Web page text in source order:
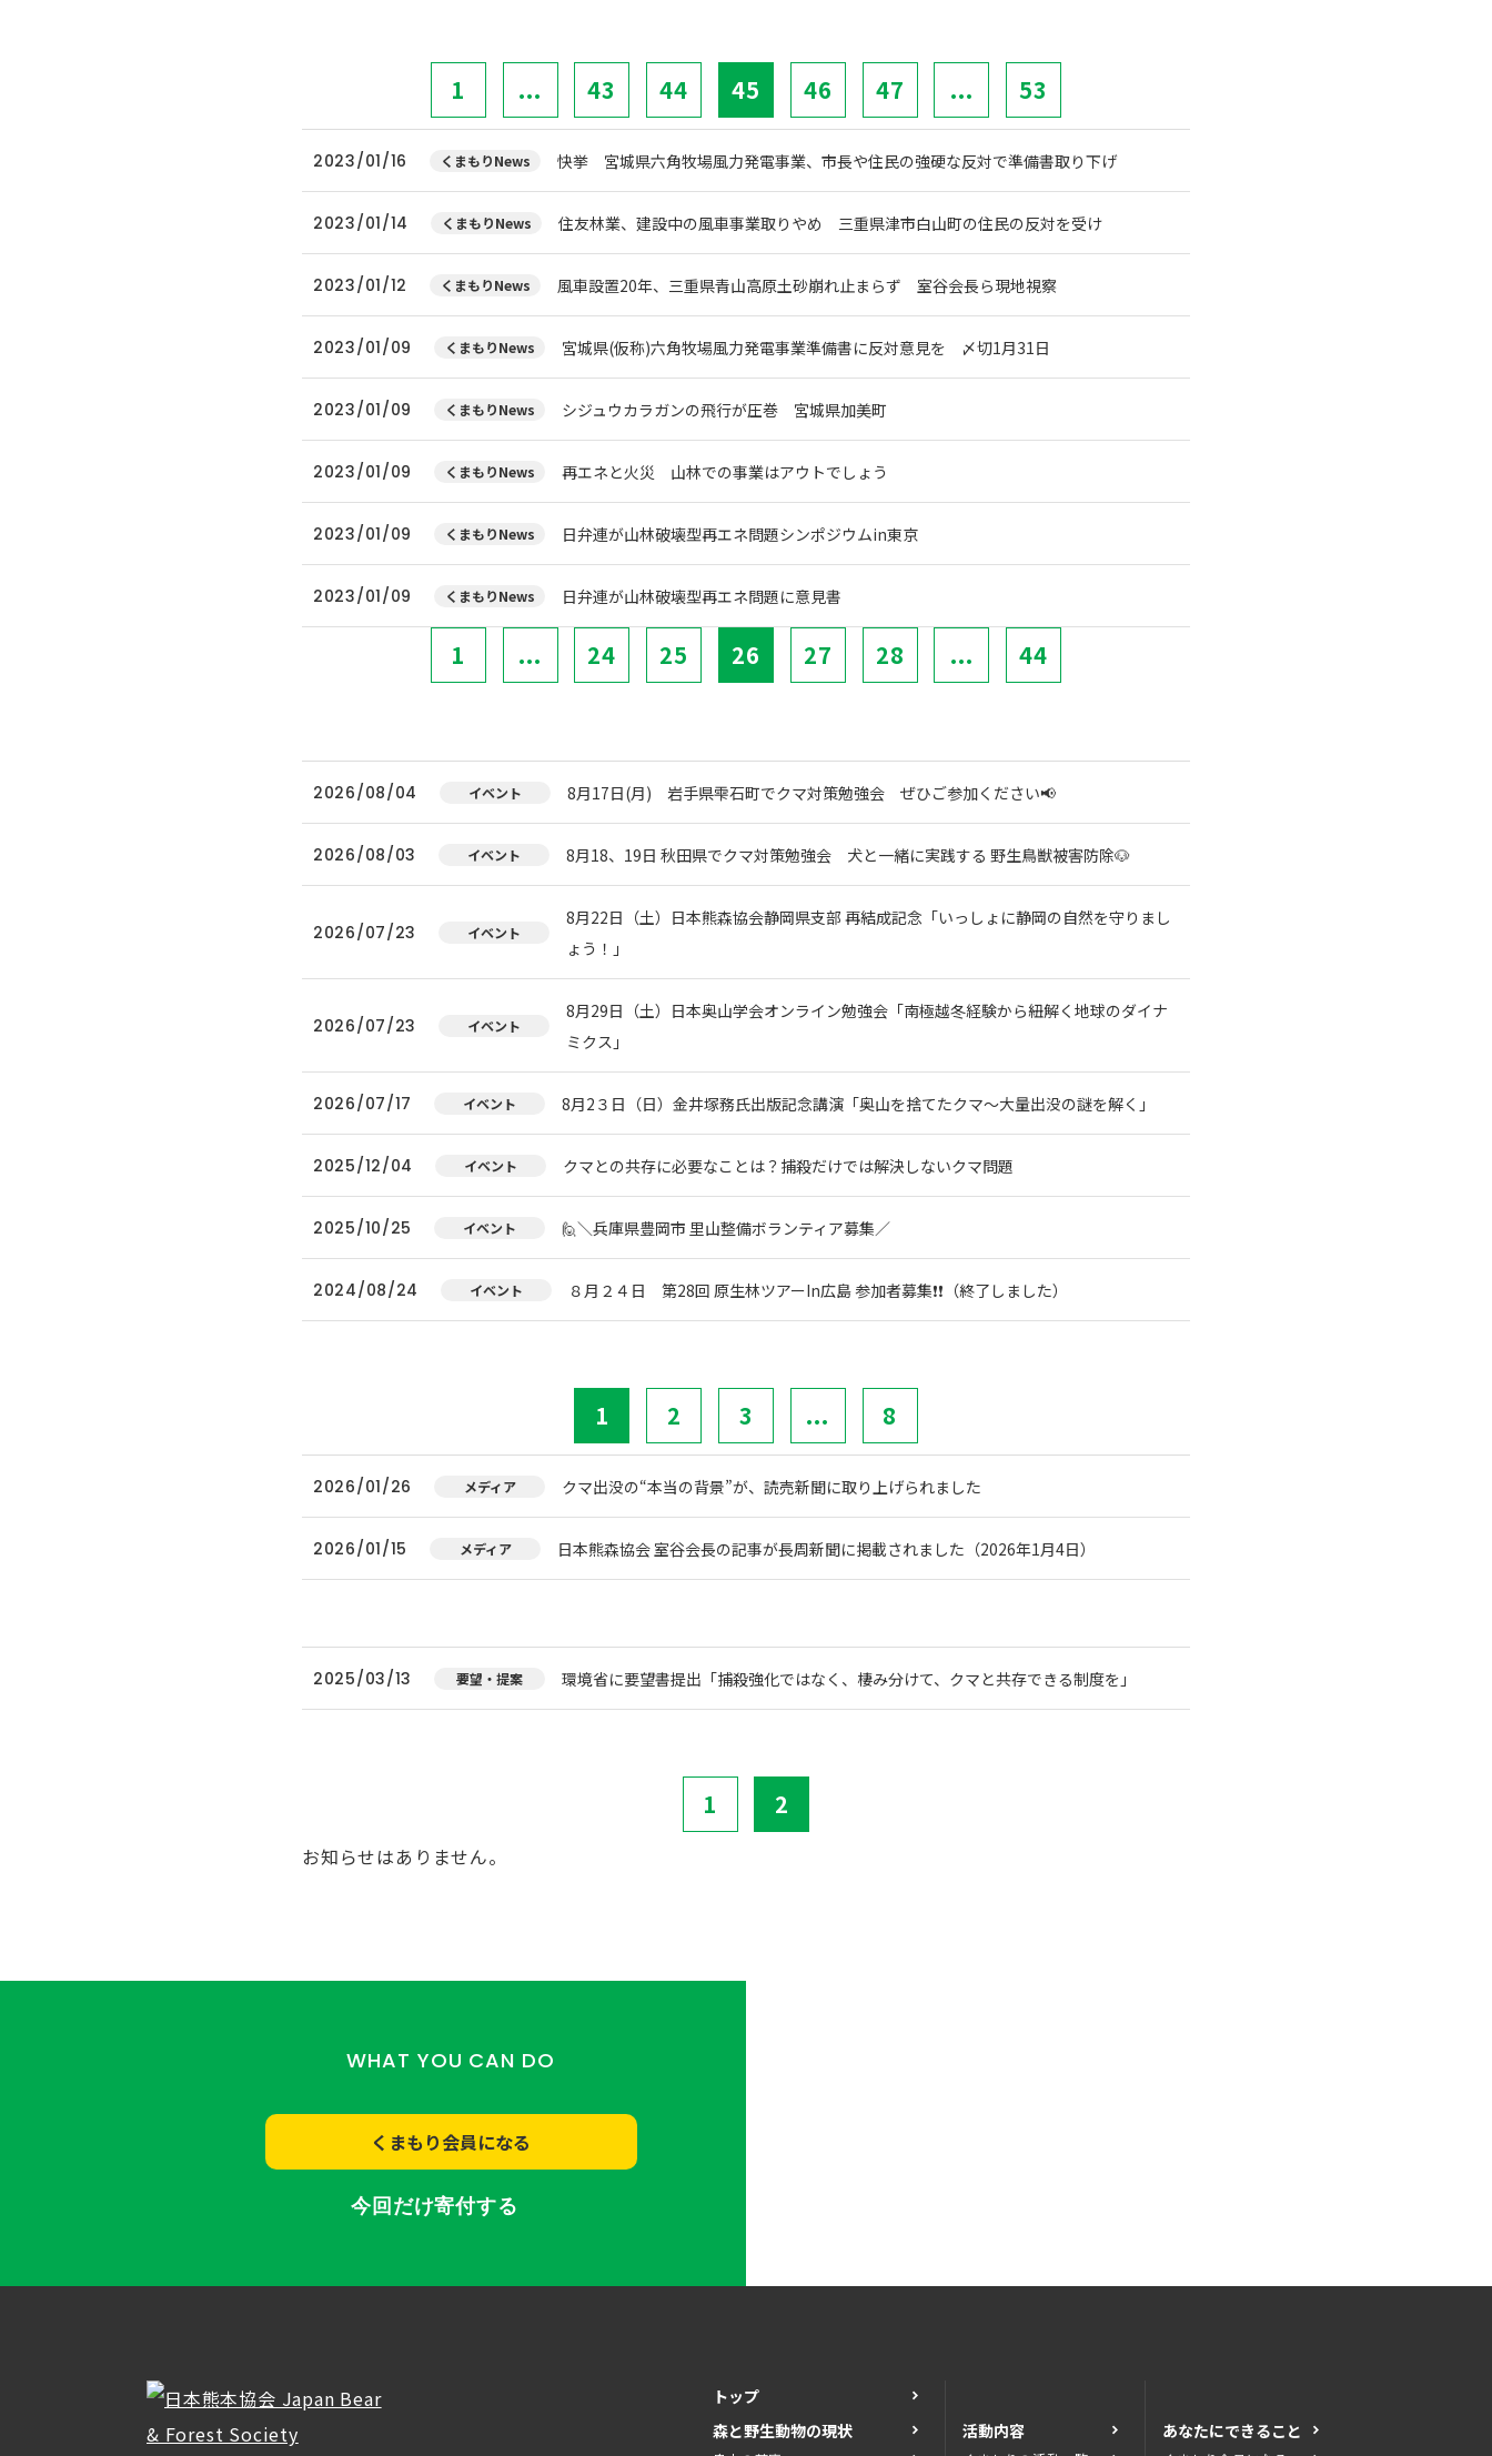
1 ... 43 44 45 46 47 ... 53
2023/01/16 くまもりNews 快挙 宮城県六角牧場風力発電事業、市長や住民の強硬な反対で準備書取り下げ
2023/01/14 くまもりNews 住友林業、建設中の風車事業取りやめ 三重県津市白山町の住民の反対を受け
2023/01/12 くまもりNews 風車設置20年、三重県青山高原土砂崩れ止まらず 室谷会長ら現地視察
2023/01/09 くまもりNews 宮城県(仮称)六角牧場風力発電事業準備書に反対意見を 〆切1月31日
2023/01/09 くまもりNews シジュウカラガンの飛行が圧巻 宮城県加美町
2023/01/09 くまもりNews 再エネと火災 山林での事業はアウトでしょう
2023/01/09 くまもりNews 日弁連が山林破壊型再エネ問題シンポジウムin東京
2023/01/09 くまもりNews 日弁連が山林破壊型再エネ問題に意見書
1 ... 24 25 26 27 28 ... 44
2026/08/04 イベント 8月17日(月) 岩手県雫石町でクマ対策勉強会 ぜひご参加ください📢
2026/08/03 イベント 8月18、19日 秋田県でクマ対策勉強会 犬と一緒に実践する 野生鳥獣被害防除🐶
2026/07/23 イベント
8月22日（土）日本熊森協会静岡県支部 再結成記念「いっしょに静岡の自然を守りまし
ょう！」
2026/07/23 イベント
8月29日（土）日本奥山学会オンライン勉強会「南極越冬経験から紐解く地球のダイナ
ミクス」
2026/07/17 イベント 8月2３日（日）金井塚務氏出版記念講演「奥山を捨てたクマ～大量出没の謎を解く」
2025/12/04 イベント クマとの共存に必要なことは？捕殺だけでは解決しないクマ問題
2025/10/25 イベント 🙋＼兵庫県豊岡市 里山整備ボランティア募集／
2024/08/24 イベント ８月２４日 第28回 原生林ツアーIn広島 参加者募集❗❗（終了しました）
1 2 3 ... 8
2026/01/26 メディア クマ出没の“本当の背景”が、読売新聞に取り上げられました
2026/01/15 メディア 日本熊森協会 室谷会長の記事が長周新聞に掲載されました（2026年1月4日）
2025/03/13 要望・提案 環境省に要望書提出「捕殺強化ではなく、棲み分けて、クマと共存できる制度を」
1 2
お知らせはありません。
WHAT YOU CAN DO
くまもり会員になる
今回だけ寄付する
トップ
森と野生動物の現状
活動内容 あなたにできること